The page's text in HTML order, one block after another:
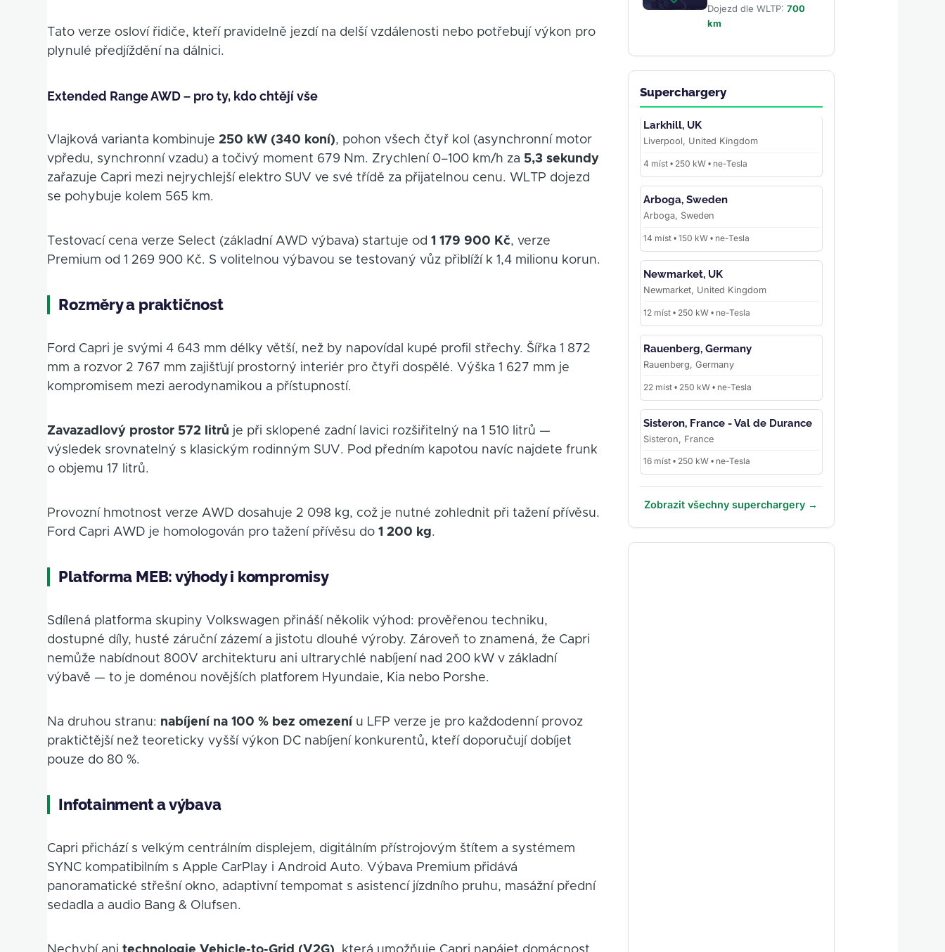
Tato verze osloví řidiče, kteří pravidelně jezdí na delší vzdálenosti nebo potřebují výkon pro
plynulé předjíždění na dálnici.
Extended Range AWD – pro ty, kdo chtějí vše
Vlajková varianta kombinuje250 kW (340 koní), pohon všech čtyř kol (asynchronní motor
vpředu, synchronní vzadu) a točivý moment 679 Nm. Zrychlení 0–100 km/h za5,3 sekundy
zařazuje Capri mezi nejrychlejší elektro SUV ve své třídě za přijatelnou cenu. WLTP dojezd
se pohybuje kolem 565 km.
Testovací cena verze Select (základní AWD výbava) startuje od1 179 900 Kč, verze
Premium od 1 269 900 Kč. S volitelnou výbavou se testovaný vůz přiblíží k 1,4 milionu korun.
Rozměry a praktičnost
Ford Capri je svými 4 643 mm délky větší, než by napovídal kupé profil střechy. Šířka 1 872
mm a rozvor 2 767 mm zajišťují prostorný interiér pro čtyři dospělé. Výška 1 627 mm je
kompromisem mezi aerodynamikou a přístupností.
Zavazadlový prostor 572 litrů je při sklopené zadní lavici rozšiřitelný na 1 510 litrů —
výsledek srovnatelný s klasickým rodinným SUV. Pod předním kapotou navíc najdete frunk
o objemu 17 litrů.
Provozní hmotnost verze AWD dosahuje 2 098 kg, což je nutné zohlednit při tažení přívěsu.
Ford Capri AWD je homologován pro tažení přívěsu do1 200 kg.
Platforma MEB: výhody i kompromisy
Sdílená platforma skupiny Volkswagen přináší několik výhod: prověřenou techniku,
dostupné díly, husté záruční zázemí a jistotu dlouhé výroby. Zároveň to znamená, že Capri
nemůže nabídnout 800V architekturu ani ultrarychlé nabíjení nad 200 kW v základní
výbavě — to je doménou novějších platforem Hyundaie, Kia nebo Porshe.
Na druhou stranu: nabíjení na 100 % bez omezení u LFP verze je pro každodenní provoz
praktičtější než teoreticky vyšší výkon DC nabíjení konkurentů, kteří doporučují dobíjet
pouze do 80 %.
Infotainment a výbava
Capri přichází s velkým centrálním displejem, digitálním přístrojovým štítem a systémem
SYNC kompatibilním s Apple CarPlay i Android Auto. Výbava Premium přidává
panoramatické střešní okno, adaptivní tempomat s asistencí jízdního pruhu, masážní přední
sedadla a audio Bang & Olufsen.
Dojezd dle WLTP: 700
km
Superchargery
Larkhill, UK
Liverpool, United Kingdom
4 míst • 250 kW • ne-Tesla
Arboga, Sweden
Arboga, Sweden
14 míst • 150 kW • ne-Tesla
Newmarket, UK
Newmarket, United Kingdom
12 míst • 250 kW • ne-Tesla
Rauenberg, Germany
Rauenberg, Germany
22 míst • 250 kW • ne-Tesla
Sisteron, France - Val de Durance
Sisteron, France
16 míst • 250 kW • ne-Tesla
Zobrazit všechny superchargery →